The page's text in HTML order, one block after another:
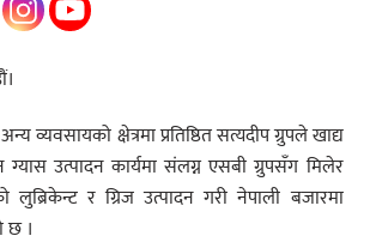
व्यवसायको क्षेत्रमा प्रतिष्ठित सत्यदीप ग्रुपले खाद्य
उत्पादन कार्यमा संलग्न एसबी ग्रुपसँग मिलेर
लुब्रिकेन्ट र ग्रिज उत्पादन गरी नेपाली बजारमा
छ ।